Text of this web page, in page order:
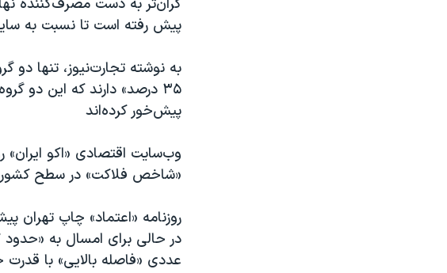
پیش رفته است تا نسبت به
به نوشته تجارت‌نیوز، تنها دو
۳۵ درصد» دارند که این دو
پیش‌خور کرده‌اند
«شاخص فلاکت» در سطح کشور برابر با «۵۲
روزنامه «اعتماد» چاپ تهران
عددی «فاصله بالایی» با قدرت